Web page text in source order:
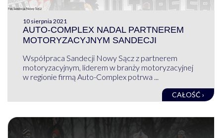
10 sierpnia 2021
AUTO-COMPLEX NADAL PARTNEREM
MOTORYZACYJNYM SANDECJI
Współpraca Sandecji Nowy Sącz z partnerem
motoryzacyjnym, liderem w branży motoryzacyjnej
w regionie firmą Auto-Complex potrwa ...
CAŁOŚĆ ›